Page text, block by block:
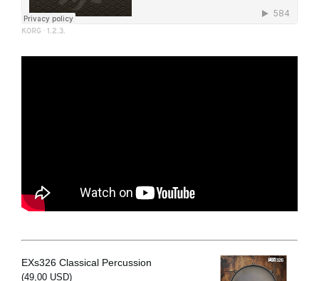
KORG · 1.2.3.
EXs326 Classical Percussion
(49,00 USD)